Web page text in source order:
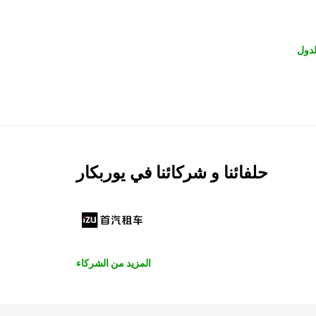
حلفائنا و شركائنا في يوربكار
المزيد من الشركاء